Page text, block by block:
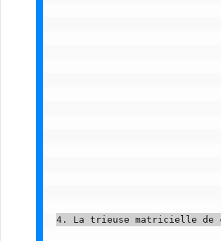
4. La trieuse matricielle de